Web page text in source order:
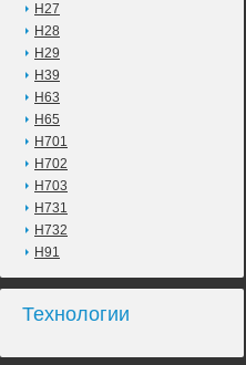
H27
H28
H29
H39
H63
H65
H701
H702
H703
H731
H732
H91
Технологии